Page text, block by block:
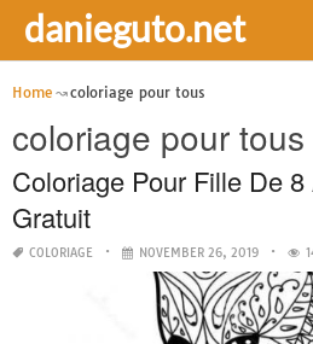
danieguto.net
Home coloriage pour tous
coloriage pour tous
Coloriage Pour Fille De
Gratuit
COLORIAGE NOVEMBER 26, 2019